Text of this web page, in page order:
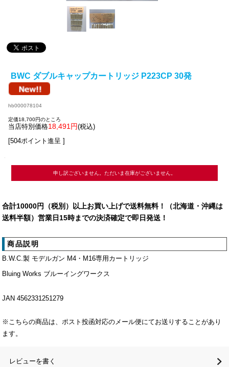
BWC ダブルキャップカートリッジ P223CP 30発
hb000078104
定価18,700円のところ
当店特別価格18,491円(税込)
[504ポイント進呈 ]
申し訳ございません。ただいま在庫がございません。
合計10000円（税別）以上お買い上げで送料無料！（北海道・沖縄は
送料半額）営業日15時までの決済確定で即日発送！
商品説明
B.W.C.製 モデルガン M4・M16専用カートリッジ
Bluing Works ブルーイングワークス
JAN 4562331251279
※こちらの商品は、ポスト投函対応のメール便にてお送りすることがあり
ます。
レビューを書く